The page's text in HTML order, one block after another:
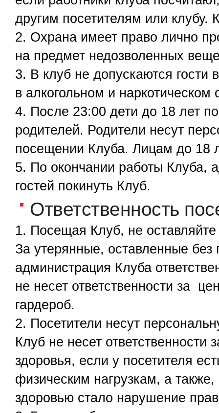
другим посетителям или клубу.
Охрана имеет право лично
на предмет недозволенных
В клуб не допускаются гости
в алкогольном и наркотическом
После 23:00 дети до 18 лет
родителей. Родители несут
посещении Клуба. Лицам до 18
По окончании работы Клуба,
гостей покинуть Клуб.
Ответственность
Посещая Клуб, не
За утерянные, оставленные без
администрация Клуба
не несет ответственности за
гардероб.
Посетители несут
Клуб не несет
здоровья, если у посетителя
физическим нагрузкам, а
здоровью стало нарушение